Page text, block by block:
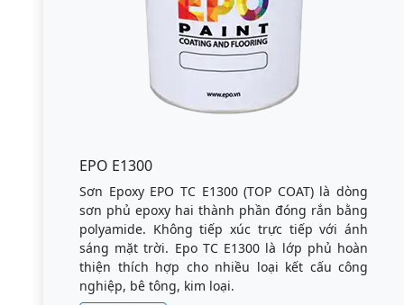
EPO E1300
Sơn Epoxy EPO TC E1300 (TOP COAT) là dòng
sơn phủ epoxy hai thành phần đóng rắn bằng
polyamide. Không tiếp xúc trực tiếp với ánh
sáng mặt trời. Epo TC E1300 là lớp phủ hoàn
thiện thích hợp cho nhiều loại kết cấu công
nghiệp, bê tông, kim loại.